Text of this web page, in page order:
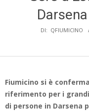
DI: QFIUMICINO
Fiumicino si è
riferimento per i
di persone in Darsena